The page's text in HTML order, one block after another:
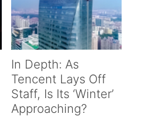
In Depth: As
Tencent Lays Off
Staff, Is Its ‘Winter’
Approaching?